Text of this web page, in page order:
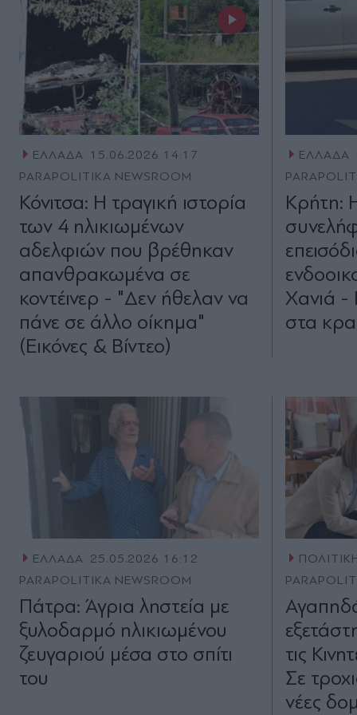
ΕΛΛΑΔΑ 15.06.2026 14:17
PARAPOLITIKA NEWSROOM
Κόνιτσα: Η τραγική ιστορία
των 4 ηλικιωμένων
αδελφιών που βρέθηκαν
απανθρακωμένα σε
κοντέινερ - "Δεν ήθελαν να
πάνε σε άλλο οίκημα"
(Εικόνες & Βίντεο)
ΕΛΛΑΔΑ
Κρήτη:
Χανιά -
στα
ΕΛΛΑΔΑ 25.05.2026 16:12
PARAPOLITIKA NEWSROOM
Πάτρα: Άγρια ληστεία με
ξυλοδαρμό ηλικιωμένου
ζευγαριού μέσα στο σπίτι
του
τις
Σε
νέες